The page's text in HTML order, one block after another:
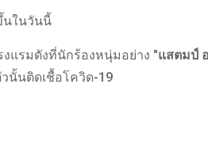
นในวันนี้
แรมดังที่นักร้องหนุ่มอย่าง "แสตมป์
นั้นติดเชื้อโควิด-19